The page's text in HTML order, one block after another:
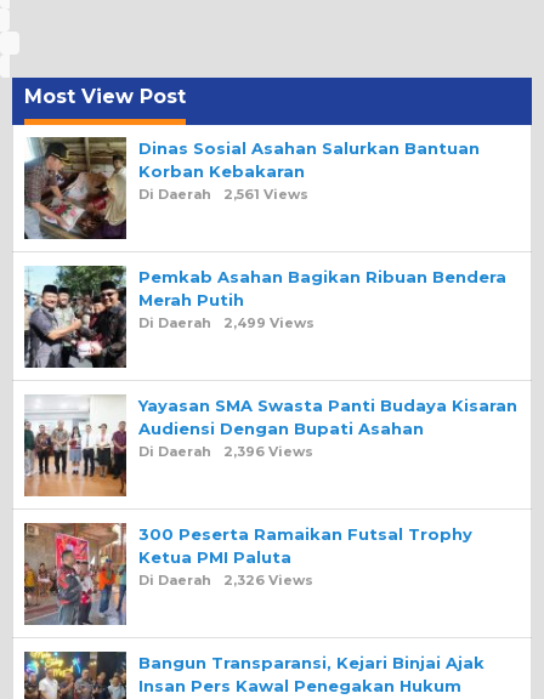
Most View Post
Dinas Sosial Asahan Salurkan Bantuan
Korban Kebakaran
Di Daerah 2,561 Views
Pemkab Asahan Bagikan Ribuan Bendera
Merah Putih
Di Daerah 2,499 Views
Yayasan SMA Swasta Panti Budaya Kisaran
Audiensi Dengan Bupati Asahan
Di Daerah 2,396 Views
300 Peserta Ramaikan Futsal Trophy
Ketua PMI Paluta
Di Daerah 2,326 Views
Bangun Transparansi, Kejari Binjai Ajak
Insan Pers Kawal Penegakan Hukum